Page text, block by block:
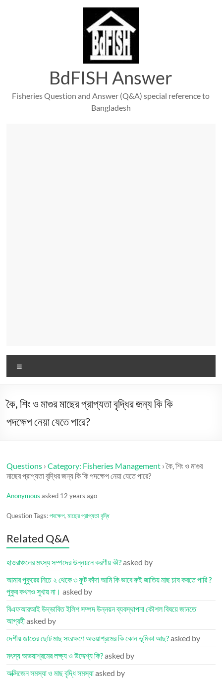
BdFISH Answer
Fisheries Question and Answer (Q&A) special reference to
Bangladesh
কৈ, শিং ও মাগুর মাছের প্রাপ্যতা বৃদ্ধির জন্য কি কি
পদক্ষেপ নেয়া যেতে পারে?
Questions ›Category: Fisheries Management ›কৈ, শিং ও মাগুর
মাছের প্রাপ্যতা বৃদ্ধির জন্য কি কি পদক্ষেপ নেয়া যেতে পারে?
Anonymous asked 12 years ago
Question Tags:পদক্ষেপ,মাছের প্রাপ্যতা বৃদ্ধি
Related Q&A
হাওরাঞ্চলের মৎস্য সম্পদের উন্নয়নে করণীয় কী?asked by
আমার পুকুরের নিচে ২ থেকে ৩ ফুট কাঁদা আমি কি ভাবে রুই জাতিয় মাছ চাষ করতে পারি ?
পুকুর কখনও সুখায় না। asked by
বিএফআরআই উদ্ভাবিত ইলিশ সম্পদ উন্নয়ন ব্যবস্থাপনা কৌশল বিষয়ে জানতে
আগ্রহীasked by
দেশীয় জাতের ছোট মাছ সংরক্ষণে অভয়াশ্রমের কি কোন ভূমিকা আছ?asked by
মৎস্য অভয়াশ্রমের লক্ষ্য ও উদ্দেশ্য কি?asked by
অক্সিজেন সমস্যা ও মাছ বৃদ্ধি সমস্যাasked by